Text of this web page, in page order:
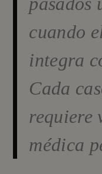
cuando
integra
Cada
requiere
médica